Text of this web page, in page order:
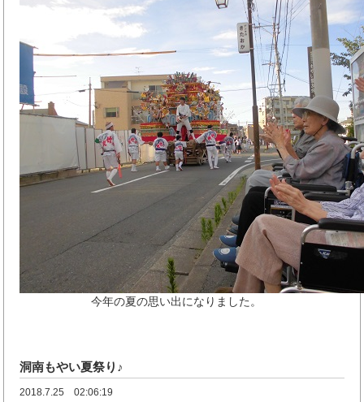
今年の夏の思い出になりました。
洞南もやい夏祭り♪
2018.7.25 02:06:19